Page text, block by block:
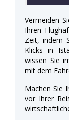
Vermeiden
Ihren
Zeit, indem
Klicks in
wissen Sie
mit dem
Machen Sie
vor Ihrer